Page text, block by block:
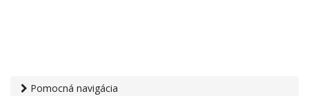
Pomocná navigácia